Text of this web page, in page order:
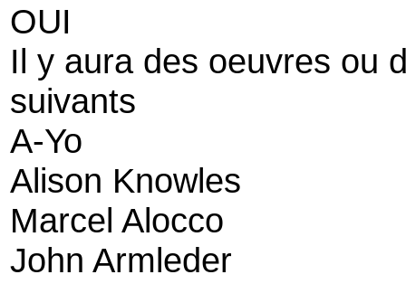
OUI
Il y aura des oeuvres ou
suivants
A-Yo
Alison Knowles
Marcel Alocco
John Armleder